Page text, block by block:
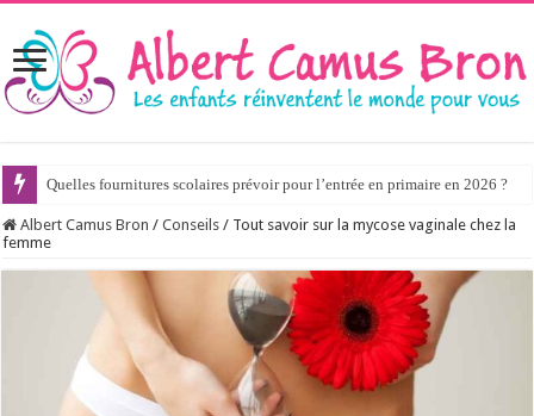
Quelles fournitures scolaires prévoir pour l’entrée en primaire en 2026 ?
Albert Camus Bron / Conseils / Tout savoir sur la mycose vaginale chez la
femme